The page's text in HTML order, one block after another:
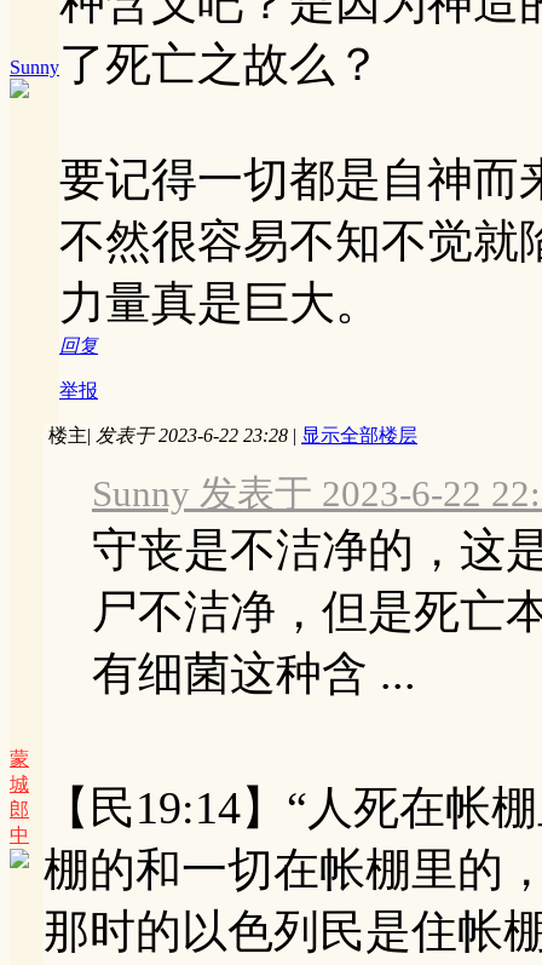
Sunny了死亡之故么？
要记得一切都是自神而
不然很容易不知不觉就
力量真是巨大。
回复
举报
蒙
城
郎
中
楼主| 发表于 2023-6-22 23:28 | 显示全部楼层
Sunny 发表于 2023-6-22
守丧是不洁净的，这
尸不洁净，但是死亡
有细菌这种含 ...
【民19:14】“人死在帐
棚的和一切在帐棚里的
那时的以色列民是住帐